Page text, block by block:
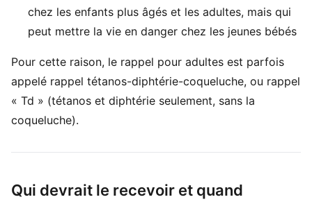
chez les enfants plus âgés et les adultes, mais qui
peut mettre la vie en danger chez les jeunes bébés
Pour cette raison, le rappel pour adultes est parfois
appelé rappel tétanos-diphtérie-coqueluche, ou rappel
« Td » (tétanos et diphtérie seulement, sans la
coqueluche).
Qui devrait le recevoir et quand